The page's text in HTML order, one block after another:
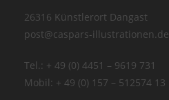
26316 Künstlerort Dangast
post@caspars-illustrationen.de
Tel.: + 49 (0) 4451 – 9619 731
Mobil: + 49 (0) 157 – 512574 13